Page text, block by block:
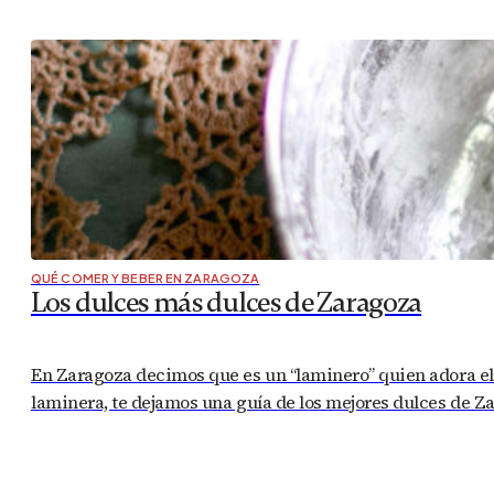
QUÉ COMER Y BEBER EN ZARAGOZA
Los dulces más dulces de Zaragoza
En Zaragoza decimos que es un “laminero” quien adora
laminera, te dejamos una guía de los mejores dulces de